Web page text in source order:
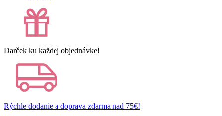
Darček ku každej objednávke!
Rýchle dodanie a doprava zdarma nad 75€!